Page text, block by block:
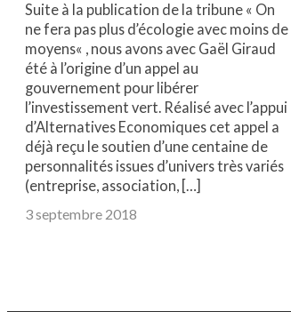
Suite à la publication de la tribune « On
ne fera pas plus d’écologie avec moins de
moyens« , nous avons avec Gaël Giraud
été à l’origine d’un appel au
gouvernement pour libérer
l’investissement vert. Réalisé avec l’appui
d’Alternatives Economiques cet appel a
déjà reçu le soutien d’une centaine de
personnalités issues d’univers très variés
(entreprise, association, […]
3 septembre 2018